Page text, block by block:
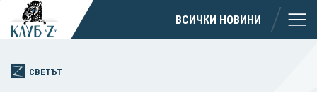
ВСИЧКИ НОВИНИ
СВЕТЪТ